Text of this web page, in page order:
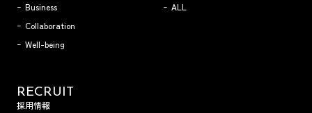
Business
Collaboration
Well-being
ALL
RECRUIT
採用情報